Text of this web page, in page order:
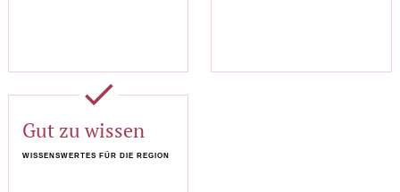
done
Gut zu wissen
WISSENSWERTES FÜR DIE REGION